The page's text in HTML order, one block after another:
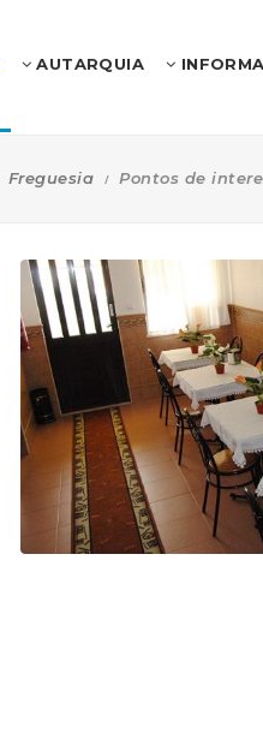
AUTARQUIA
Freguesia Pontos de